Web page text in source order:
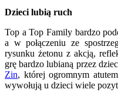
Dzieci lubią ruch
Top a Top Family bardzo
a w połączeniu ze
rysunku żetonu z akcją,
grę bardzo lubianą przez
Zin, której ogromnym
wywołują u dzieci wiele